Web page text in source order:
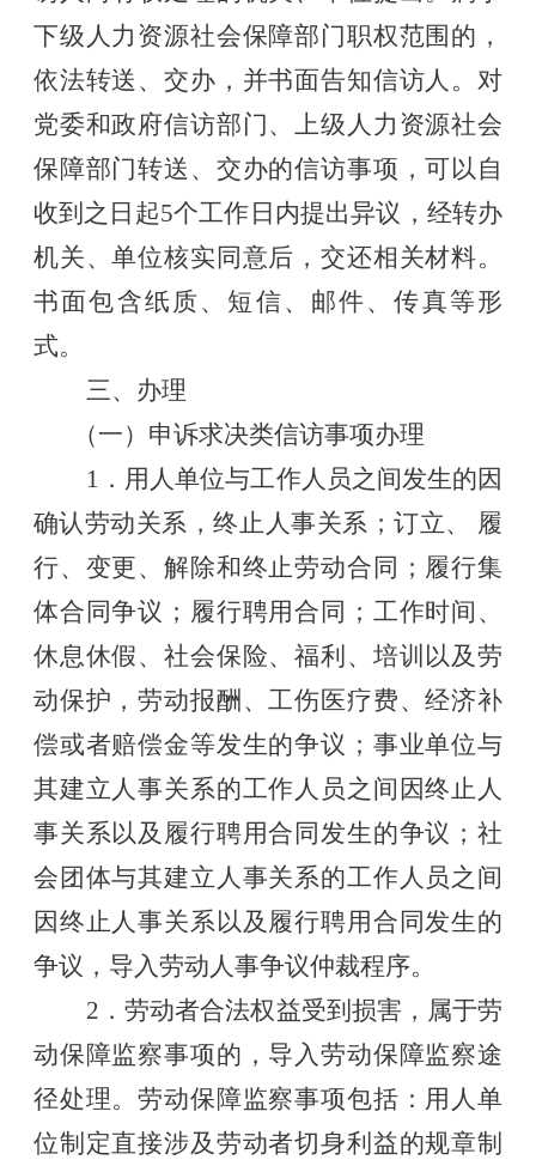
下级人力资源社会保障部门职权范围的，
依法转送、交办，并书面告知信访人。对
党委和政府信访部门、上级人力资源社会
保障部门转送、交办的信访事项，可以自
收到之日起5个工作日内提出异议，经转办
机关、单位核实同意后，交还相关材料。
书面包含纸质、短信、邮件、传真等形
式。
三、办理
（一）申诉求决类信访事项办理
1．用人单位与工作人员之间发生的因
确认劳动关系，终止人事关系；订立、
履
行、变更、解除和终止劳动合同；履行集
体合同争议；履行聘用合同；工作时间、
休息休假、社会保险、福利、培训以及劳
动保护，劳动报酬、工伤医疗费、经济补
偿或者赔偿金等发生的争议；事业单位与
其建立人事关系的工作人员之间因终止人
事关系以及履行聘用合同发生的争议；社
会团体与其建立人事关系的工作人员之间
因终止人事关系以及履行聘用合同发生的
争议 ，导入劳动人事争议仲裁程序。
2．劳动者合法权益受到损害，属于劳
动保障监察事项的，导入劳动保障监察途
径处理。劳动保障监察事项包括：用人单
位制定直接涉及劳动者切身利益的规章制